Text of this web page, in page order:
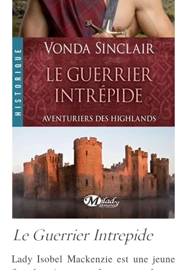
Le Guerrier Intrepide
Lady Isobel Mackenzie est une jeune